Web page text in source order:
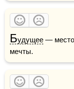
Будущее —
мечты.